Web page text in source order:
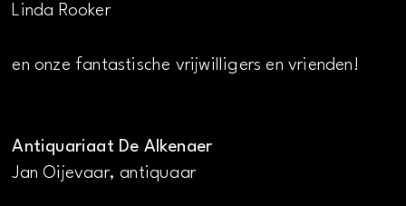
Linda Rooker
en onze fantastische vrijwilligers en vrienden!
Antiquariaat De Alkenaer
Jan Oijevaar, antiquaar